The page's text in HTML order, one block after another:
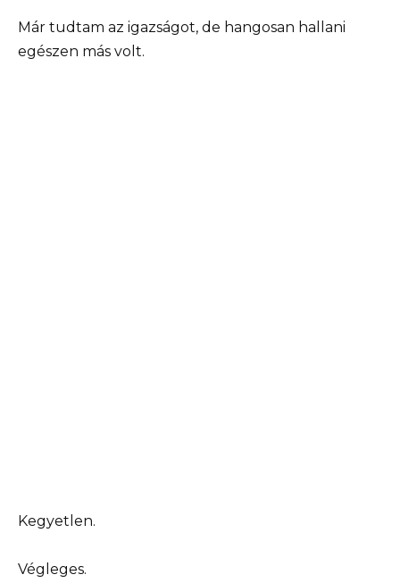
Már tudtam az igazságot, de hangosan hallani
egészen más volt.
Kegyetlen.
Végleges.